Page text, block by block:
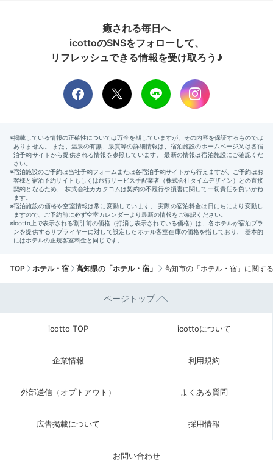
癒される毎日へ
icottoのSNSをフォローして、
リフレッシュできる情報を受け取ろう♪
TOP ホテル・宿 高知県の「ホテル・宿」 高知市の「ホテル・宿」に関す
ページトップ
icotto TOP icottoについて
企業情報 利用規約
外部送信（オプトアウト） よくある質問
広告掲載について 採用情報
お問い合わせ